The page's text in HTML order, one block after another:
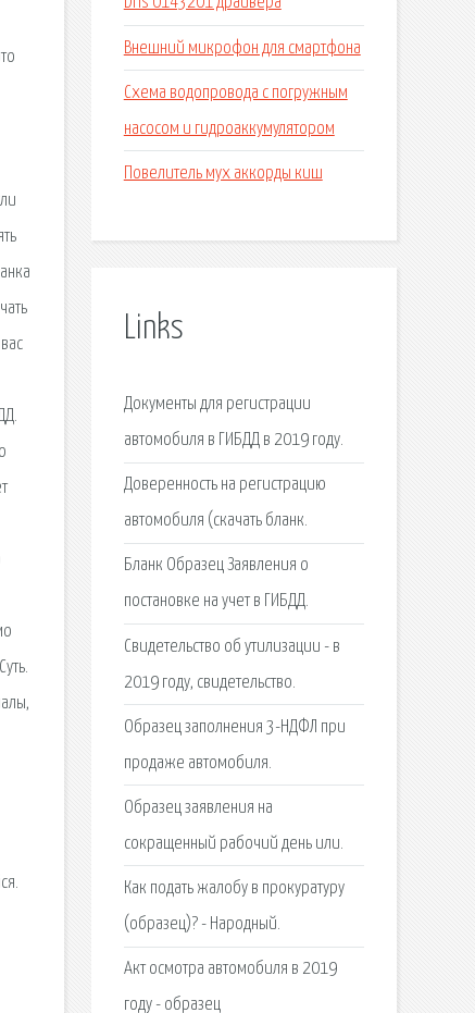
Внешний микрофон для смартфона
Схема водопровода с погружным
насосом и гидроаккумулятором
Повелитель мух аккорды киш
Links
Документы для регистрации
автомобиля в ГИБДД в 2019 году.
Доверенность на регистрацию
автомобиля (скачать бланк.
Бланк Образец Заявления о
постановке на учет в ГИБДД.
Свидетельство об утилизации - в
2019 году, свидетельство.
Образец заполнения 3-НДФЛ при
продаже автомобиля.
Образец заявления на
сокращенный рабочий день или.
Как подать жалобу в прокуратуру
(образец)? - Народный.
Акт осмотра автомобиля в 2019
году - образец